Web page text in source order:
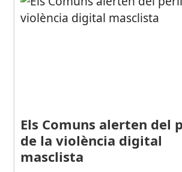
Els Comuns alerten del
de la violència digital
masclista